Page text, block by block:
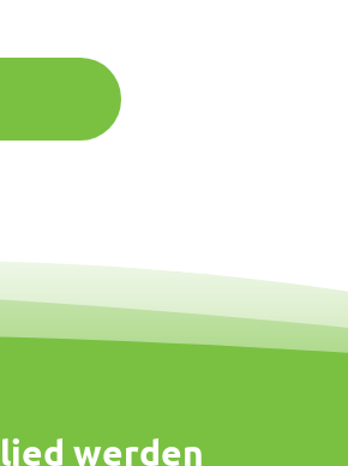
werden